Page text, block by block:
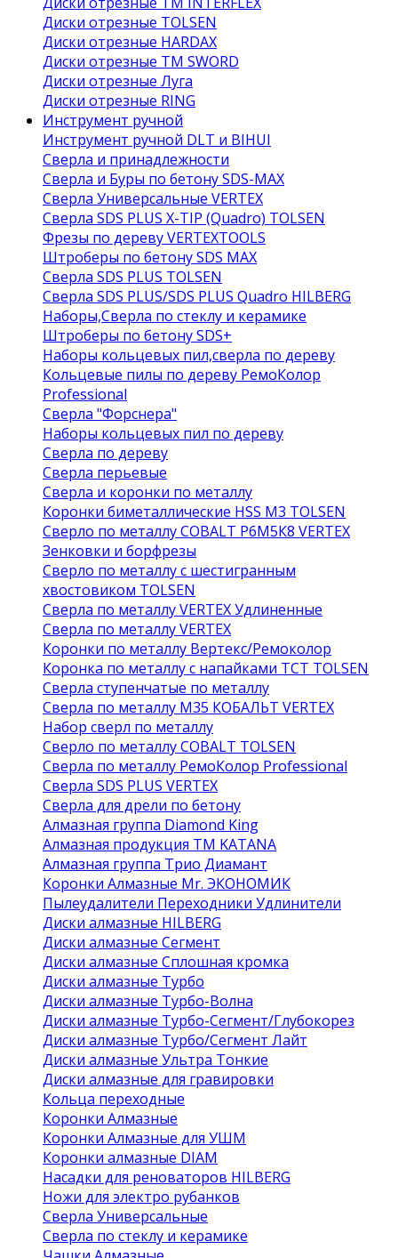
Диски отрезные TOLSEN
Диски отрезные HARDAX
Диски отрезные ТМ SWORD
Диски отрезные Луга
Диски отрезные RING
Инструмент ручной
Инструмент ручной DLT и BIHUI
Сверла и принадлежности
Сверла и Буры по бетону SDS-MAX
Сверла Универсальные VERTEX
Сверла SDS PLUS X-TIP (Quadro) TOLSEN
Фрезы по дереву VERTEXTOOLS
Штроберы по бетону SDS MAX
Сверла SDS PLUS TOLSEN
Сверла SDS PLUS/SDS PLUS Quadro HILBERG
Наборы,Сверла по стеклу и керамике
Штроберы по бетону SDS+
Наборы кольцевых пил,сверла по дереву
Кольцевые пилы по дереву РемоКолор
Professional
Сверла "Форснера"
Наборы кольцевых пил по дереву
Сверла по дереву
Сверла перьевые
Сверла и коронки по металлу
Коронки биметаллические HSS M3 TOLSEN
Сверло по металлу COBALT Р6М5К8 VERTEX
Зенковки и борфрезы
Сверло по металлу с шестигранным
хвостовиком TOLSEN
Сверла по металлу VERTEX Удлиненные
Сверла по металлу VERTEX
Коронки по металлу Вертекс/Ремоколор
Коронка по металлу с напайками TCT TOLSEN
Сверла ступенчатые по металлу
Сверла по металлу М35 КОБАЛЬТ VERTEX
Набор сверл по металлу
Сверло по металлу COBALT TOLSEN
Сверла по металлу РемоКолор Professional
Сверла SDS PLUS VERTEX
Сверла для дрели по бетону
Алмазная группа Diamond King
Алмазная продукция ТМ KATANA
Алмазная группа Трио Диамант
Коронки Алмазные Mr. ЭКОНОМИК
Пылеудалители Переходники Удлинители
Диски алмазные HILBERG
Диски алмазные Сегмент
Диски алмазные Сплошная кромка
Диски алмазные Турбо
Диски алмазные Турбо-Волна
Диски алмазные Турбо-Сегмент/Глубокорез
Диски алмазные Турбо/Сегмент Лайт
Диски алмазные Ультра Тонкие
Диски алмазные для гравировки
Кольца переходные
Коронки Алмазные
Коронки Алмазные для УШМ
Коронки алмазные DIAM
Насадки для реноваторов HILBERG
Ножи для электро рубанков
Сверла Универсальные
Сверла по стеклу и керамике